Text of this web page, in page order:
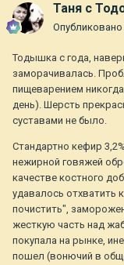
Таня с
Опубликовано
Тодышка с года,
заморачивалась.
пищеварением
день). Шерсть
суставами не было.
Стандартно кефир
нежирной говяжей
качестве костного
удавалось отхватить
почистить",
жесткую часть над
покупала на рынке,
пошел (вонючий в